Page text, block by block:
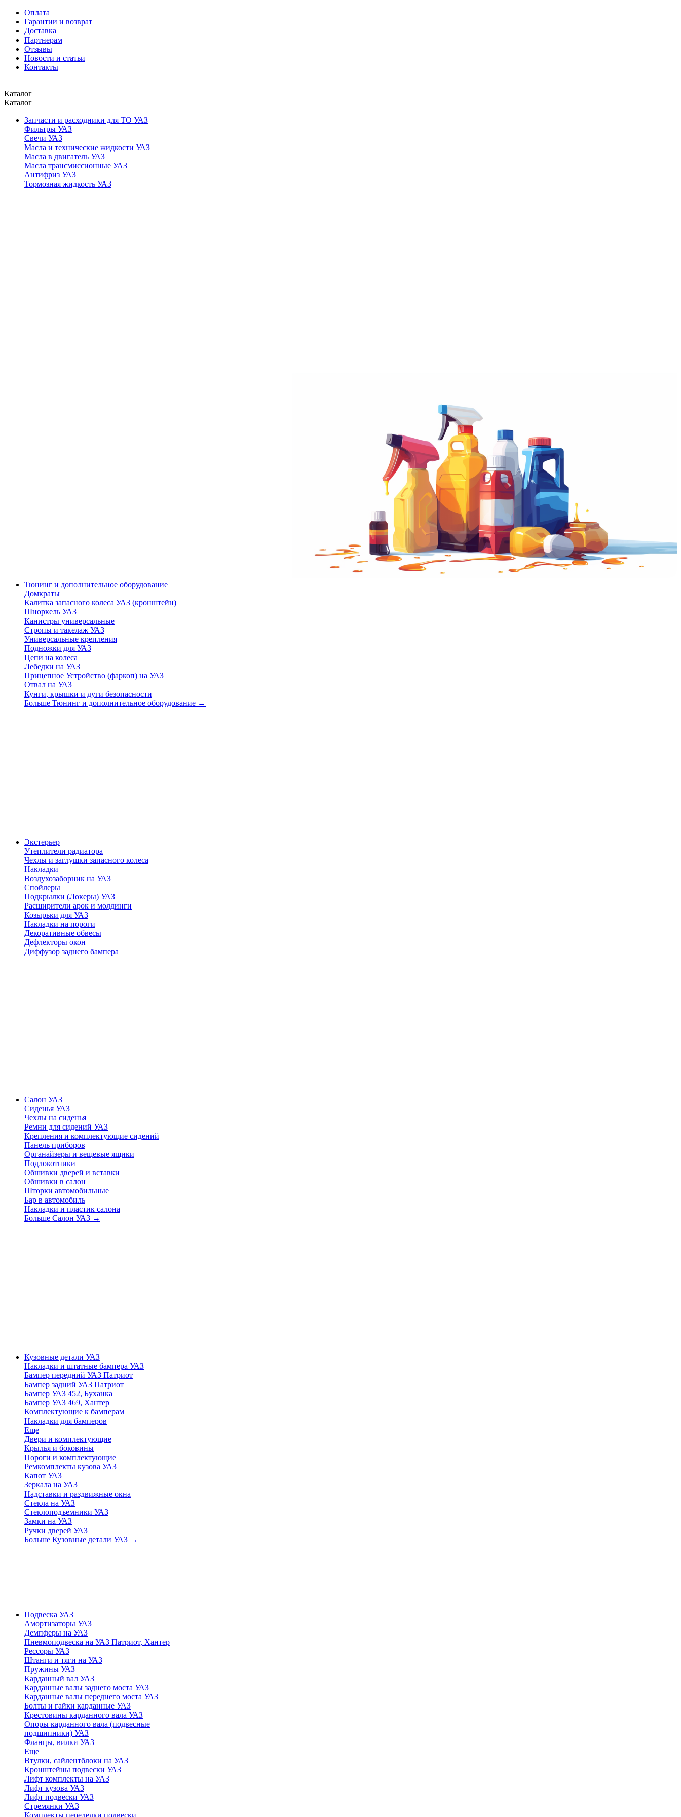
Оплата
Гарантии и возврат
Доставка
Партнерам
Отзывы
Новости и статьи
Контакты
Каталог
Каталог
Запчасти и расходники для ТО УАЗ
Фильтры УАЗ
Свечи УАЗ
Масла и технические жидкости УАЗ
Масла в двигатель УАЗ
Масла трансмиссионные УАЗ
Антифриз УАЗ
Тормозная жидкость УАЗ
Тюнинг и дополнительное оборудование
Домкраты
Калитка запасного колеса УАЗ (кронштейн)
Шноркель УАЗ
Канистры универсальные
Стропы и такелаж УАЗ
Универсальные крепления
Подножки для УАЗ
Цепи на колеса
Лебедки на УАЗ
Прицепное Устройство (фаркоп) на УАЗ
Отвал на УАЗ
Кунги, крышки и дуги безопасности
Больше Тюнинг и дополнительное оборудование →
Экстерьер
Утеплители радиатора
Чехлы и заглушки запасного колеса
Накладки
Воздухозаборник на УАЗ
Спойлеры
Подкрылки (Локеры) УАЗ
Расширители арок и молдинги
Козырьки для УАЗ
Накладки на пороги
Декоративные обвесы
Дефлекторы окон
Диффузор заднего бампера
Салон УАЗ
Сиденья УАЗ
Чехлы на сиденья
Ремни для сидений УАЗ
Крепления и комплектующие сидений
Панель приборов
Органайзеры и вещевые ящики
Подлокотники
Обшивки дверей и вставки
Обшивки в салон
Шторки автомобильные
Бар в автомобиль
Накладки и пластик салона
Больше Салон УАЗ →
Кузовные детали УАЗ
Накладки и штатные бампера УАЗ
Бампер передний УАЗ Патриот
Бампер задний УАЗ Патриот
Бампер УАЗ 452, Буханка
Бампер УАЗ 469, Хантер
Комплектующие к бамперам
Накладки для бамперов
Еще
Двери и комплектующие
Крылья и боковины
Пороги и комплектующие
Ремкомплекты кузова УАЗ
Капот УАЗ
Зеркала на УАЗ
Надставки и раздвижные окна
Стекла на УАЗ
Стеклоподъемники УАЗ
Замки на УАЗ
Ручки дверей УАЗ
Больше Кузовные детали УАЗ →
Подвеска УАЗ
Амортизаторы УАЗ
Демпферы на УАЗ
Пневмоподвеска на УАЗ Патриот, Хантер
Рессоры УАЗ
Штанги и тяги на УАЗ
Пружины УАЗ
Карданный вал УАЗ
Карданные валы заднего моста УАЗ
Карданные валы переднего моста УАЗ
Болты и гайки карданные УАЗ
Крестовины карданного вала УАЗ
Опоры карданного вала (подвесные
подшипники) УАЗ
Фланцы, вилки УАЗ
Еще
Втулки, сайлентблоки на УАЗ
Кронштейны подвески УАЗ
Лифт комплекты на УАЗ
Лифт кузова УАЗ
Лифт подвески УАЗ
Стремянки УАЗ
Комплекты переделки подвески